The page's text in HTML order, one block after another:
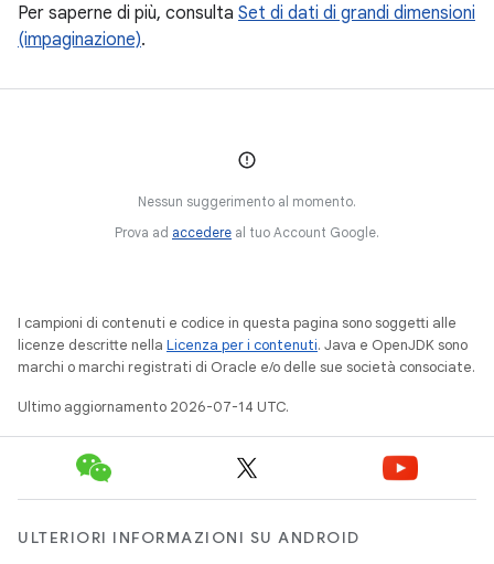
Per saperne di più, consulta Set di dati di grandi dimensioni
(impaginazione).
Nessun suggerimento al momento.
Prova ad accedere al tuo Account Google.
I campioni di contenuti e codice in questa pagina sono soggetti alle
licenze descritte nella Licenza per i contenuti. Java e OpenJDK sono
marchi o marchi registrati di Oracle e/o delle sue società consociate.
Ultimo aggiornamento 2026-07-14 UTC.
ULTERIORI INFORMAZIONI SU ANDROID